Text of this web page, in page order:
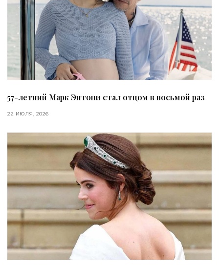
57-летний Марк Энтони стал отцом в восьмой раз
22 ИЮЛЯ, 2026